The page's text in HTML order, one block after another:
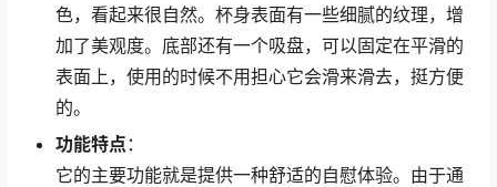
色，看起来很自然。杯身表面有一些细腻的纹理，增
加了美观度。底部还有一个吸盘，可以固定在平滑的
表面上，使用的时候不用担心它会滑来滑去，挺方便
的。
功能特点 ：
它的主要功能就是提供一种舒适的自慰体验。由于通